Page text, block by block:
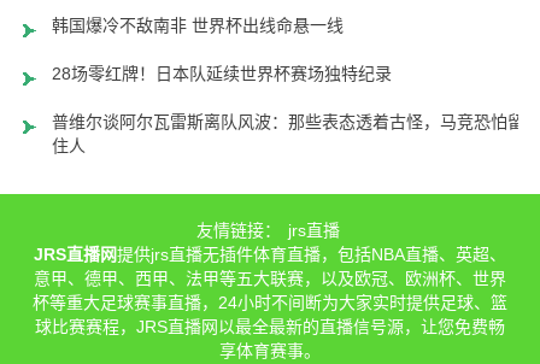
韩国爆冷不敌南非 世界杯出线命悬一线
28场零红牌！日本队延续世界杯赛场独特纪录
普维尔谈阿尔瓦雷斯离队风波：那些表态透着古怪，马竞恐怕留不
住人
友情链接：
jrs直播
JRS直播网提供jrs直播无插件体育直播，包括NBA直播、英超、
意甲、德甲、西甲、法甲等五大联赛，以及欧冠、欧洲杯、世界
杯等重大足球赛事直播，24小时不间断为大家实时提供足球、篮
球比赛赛程，JRS直播网以最全最新的直播信号源，让您免费畅
享体育赛事。